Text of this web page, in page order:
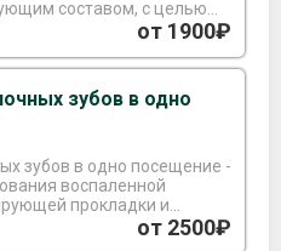
составом, с целью
остатков пищи иот 1900₽
зубов в одно
зубов в одно посещение -
воспаленной
прокладки и
от 2500₽